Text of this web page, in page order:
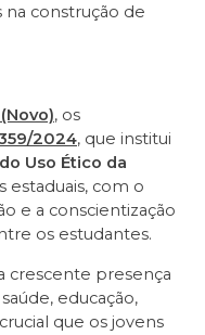
na construção de
, os
2024, que institui
Uso Ético da
estaduais, com o
e a conscientização
os estudantes.
crescente presença
educação,
que os jovens